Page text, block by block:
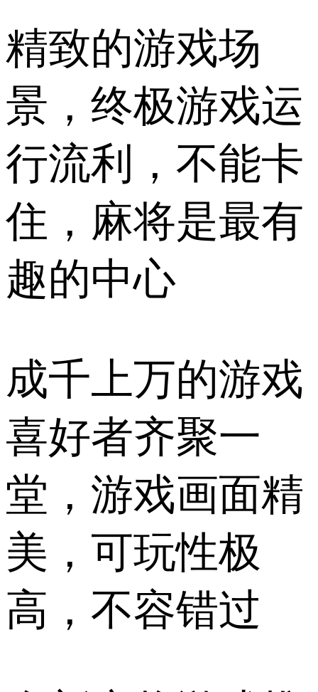
精致的游戏场
景，终极游戏运
行流利，不能卡
住，麻将是最有
趣的中心
成千上万的游戏
喜好者齐聚一
堂，游戏画面精
美，可玩性极
高，不容错过